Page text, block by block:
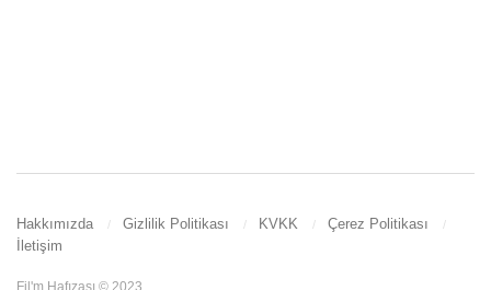
Hakkımızda Gizlilik Politikası KVKK
Çerez Politikası
İletişim
Fil'm Hafızası © 2023